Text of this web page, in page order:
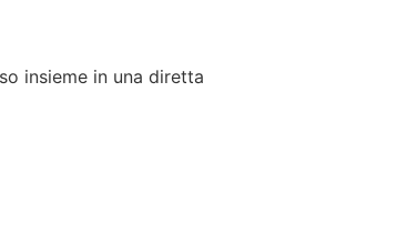
insieme in una diretta